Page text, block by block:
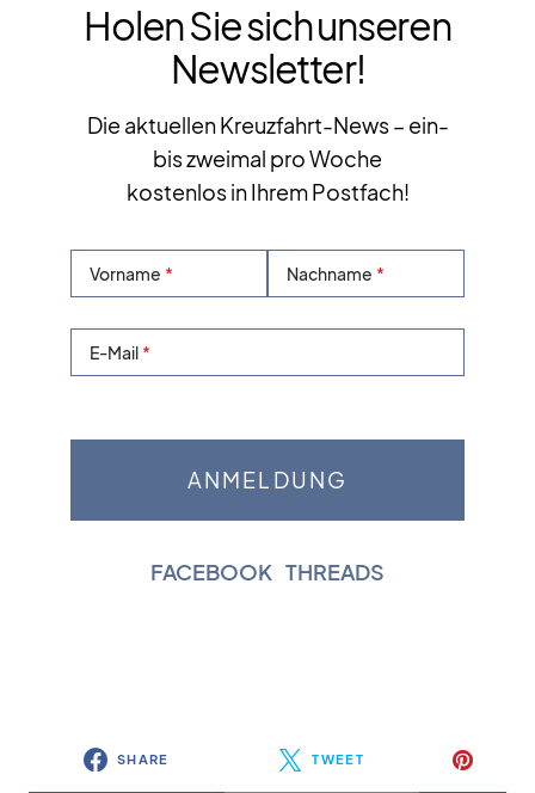
Holen Sie sich unseren
Newsletter!
Die aktuellen Kreuzfahrt-News – ein-
bis zweimal pro Woche
kostenlos in Ihrem Postfach!
Vorname Nachname
E-Mail
FACEBOOK THREADS
SHARE TWEET